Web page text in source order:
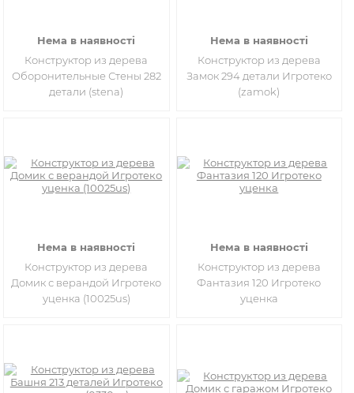
Нема в наявності
Конструктор из дерева
Оборонительные Стены 282
детали (stena)
Нема в наявності
Конструктор из дерева
Замок 294 детали Игротеко
(zamok)
Нема в наявності
Конструктор из дерева
Домик с верандой Игротеко
уценка (10025us)
Нема в наявності
Конструктор из дерева
Фантазия 120 Игротеко
уценка